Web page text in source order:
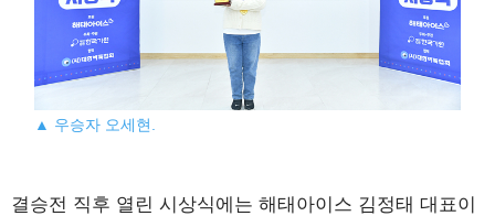
▲ 우승자 오세현.
결승전 직후 열린 시상식에는 해태아이스 김정태 대표이